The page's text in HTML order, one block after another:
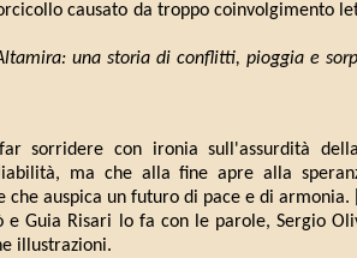
causato da troppo coinvolgimento
una storia di conflitti, pioggia e
sorridere con ironia sull'assurdità
ma che alla fine apre alla
auspica un futuro di pace e di armonia.
e Guia Risari lo fa con le parole, Sergio
illustrazioni.